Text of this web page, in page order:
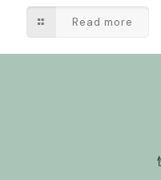
Read more